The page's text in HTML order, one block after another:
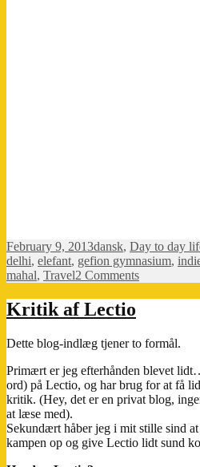
Posted
on
February 9, 2013Categories
dansk, Day to day
delhi, elefant, gefion gymnasium,
mahal, Travel2 Commentson
billeder
Mahal
Kritik af Lectio
Dette blog-indlæg tjener to formål.
Primært er jeg efterhånden blevet
ord) på Lectio, og har brug for at få
kritik. (Hey, det er en privat blog,
at læse med).
Sekundært håber jeg i mit stille sind at
kampen op og give Lectio lidt sund